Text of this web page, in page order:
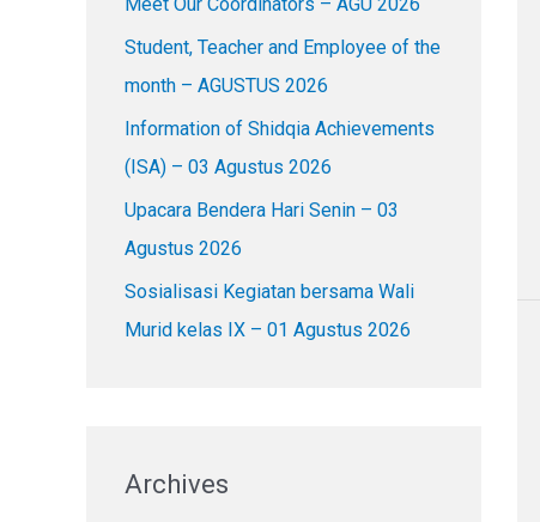
f
o
r
:
Student, Teacher and Employee of the
month – AGUSTUS 2026
Information of Shidqia Achievements
(ISA) – 03 Agustus 2026
Upacara Bendera Hari Senin – 03
Agustus 2026
Sosialisasi Kegiatan bersama Wali
Murid kelas IX – 01 Agustus 2026
Archives